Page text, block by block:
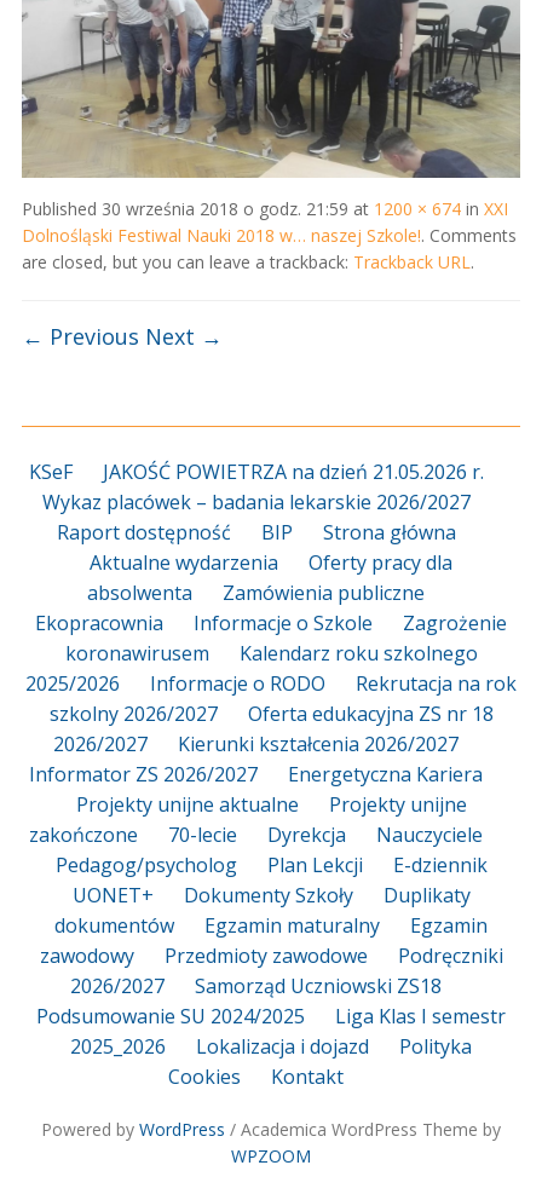
Published 30 września 2018 o godz. 21:59 at 1200 × 674in XXI
Dolnośląski Festiwal Nauki 2018 w… naszej Szkole!. Comments
are closed, but you can leave a trackback: Trackback URL.
← Previous Next →
KSeF
JAKOŚĆ POWIETRZA na dzień 21.05.2026 r.
Wykaz placówek – badania lekarskie 2026/2027
Raport dostępność
BIP
Strona główna
Aktualne wydarzenia
Oferty pracy dla
absolwenta
Zamówienia publiczne
Ekopracownia
Informacje o Szkole
Zagrożenie
koronawirusem
Kalendarz roku szkolnego
2025/2026
Informacje o RODO
Rekrutacja na rok
szkolny 2026/2027
Oferta edukacyjna ZS nr 18
2026/2027
Kierunki kształcenia 2026/2027
Informator ZS 2026/2027
Energetyczna Kariera
Projekty unijne aktualne
Projekty unijne
zakończone
70-lecie Dyrekcja
Nauczyciele
Pedagog/psycholog
Plan Lekcji
E-dziennik
UONET+
Dokumenty Szkoły
Duplikaty
dokumentów
Egzamin maturalny
Egzamin
zawodowy
Przedmioty zawodowe
Podręczniki
2026/2027
Samorząd Uczniowski ZS18
Podsumowanie SU 2024/2025
Liga Klas I semestr
2025_2026
Lokalizacja i dojazd
Polityka
Cookies
Kontakt
Powered by WordPress / Academica WordPress Theme by
WPZOOM